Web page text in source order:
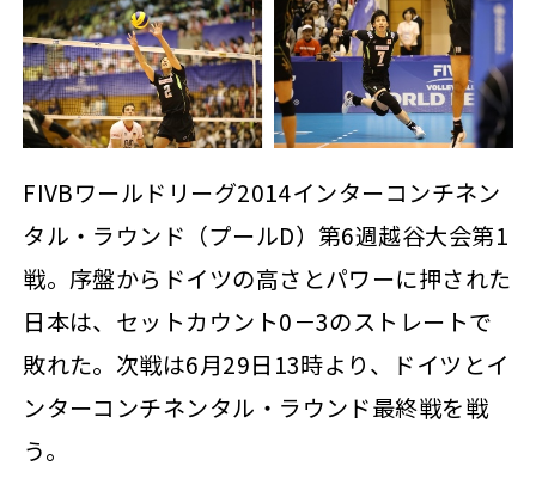
FIVBワールドリーグ2014インターコンチネン
タル・ラウンド（プールD）第6週越谷大会第1
戦。序盤からドイツの高さとパワーに押された
日本は、セットカウント0－3のストレートで
敗れた。次戦は6月29日13時より、ドイツとイ
ンターコンチネンタル・ラウンド最終戦を戦
う。